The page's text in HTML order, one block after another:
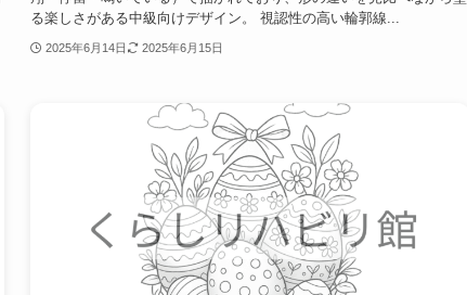
る楽しさがある中級向けデザイン。 視認性の高い輪郭線...
2025年6月14日 2025年6月15日